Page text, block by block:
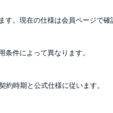
。現在の仕様は会員ページで確
件によって異なります。
時期と公式仕様に従います。